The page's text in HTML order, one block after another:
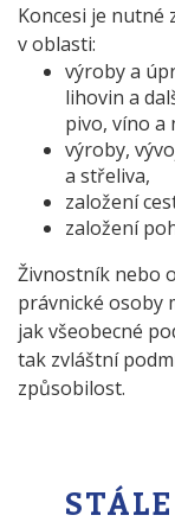
Koncesi je
v oblasti:
výroby a
lihovin a
pivo, víno a
výroby,
a střeliva,
založení
založení
Živnostník nebo
právnické osoby
jak všeobecné
tak zvláštní
způsobilost.